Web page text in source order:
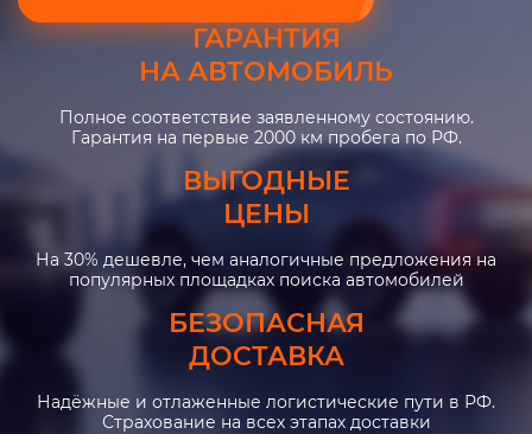
ГАРАНТИЯ
НА АВТОМОБИЛЬ
Полное соответствие заявленному состоянию.
Гарантия на первые 2000 км пробега по РФ.
ВЫГОДНЫЕ
ЦЕНЫ
На 30% дешевле, чем аналогичные предложения на
популярных площадках поиска автомобилей
БЕЗОПАСНАЯ
ДОСТАВКА
Надёжные и отлаженные логистические пути в РФ.
Страхование на всех этапах доставки